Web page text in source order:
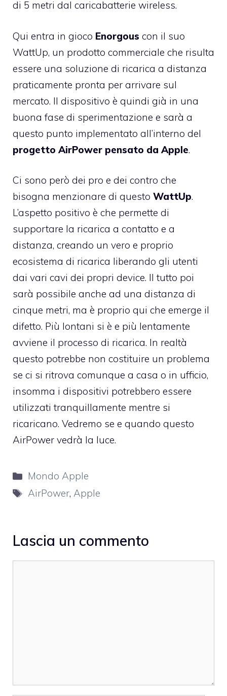
di 5 metri dal caricabatterie wireless.
Qui entra in gioco Enorgous con il suo
WattUp, un prodotto commerciale che risulta
essere una soluzione di ricarica a distanza
praticamente pronta per arrivare sul
mercato. Il dispositivo è quindi già in una
buona fase di sperimentazione e sarà a
questo punto implementato all’interno del
progetto AirPower pensato da Apple.
Ci sono però dei pro e dei contro che
bisogna menzionare di questo WattUp.
L’aspetto positivo è che permette di
supportare la ricarica a contatto e a
distanza, creando un vero e proprio
ecosistema di ricarica liberando gli utenti
dai vari cavi dei propri device. Il tutto poi
sarà possibile anche ad una distanza di
cinque metri, ma è proprio qui che emerge il
difetto. Più lontani si è e più lentamente
avviene il processo di ricarica. In realtà
questo potrebbe non costituire un problema
se ci si ritrova comunque a casa o in ufficio,
insomma i dispositivi potrebbero essere
utilizzati tranquillamente mentre si
ricaricano. Vedremo se e quando questo
AirPower vedrà la luce.
Categorie
Mondo Apple
Tag
AirPower,Apple
Lascia un commento